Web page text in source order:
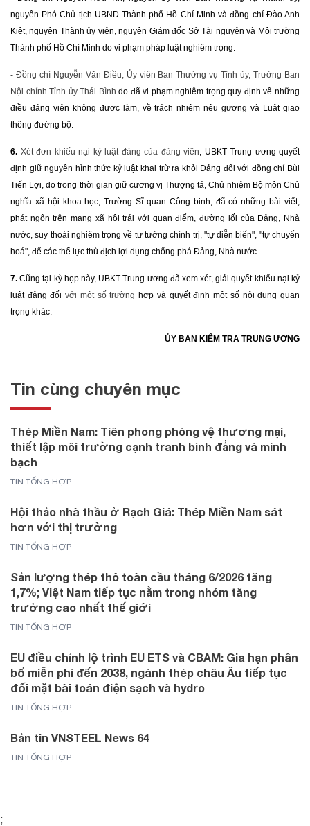
nguyên Phó Chủ tịch UBND Thành phố Hồ Chí Minh và đồng chí Đào Anh
Kiệt, nguyên Thành ủy viên, nguyên Giám đốc Sở Tài nguyên và Môi trường
Thành phố Hồ Chí Minh do vi phạm pháp luật nghiêm trọng.
- Đồng chí Nguyễn Văn Điều, Ủy viên Ban Thường vụ Tỉnh ủy, Trưởng Ban
Nội chính Tỉnh ủy Thái Bìnhdo đã vi phạm nghiêm trọng quy định về những
điều đảng viên không được làm, về trách nhiệm nêu gương và Luật giao
thông đường bộ.
6. Xét đơn khiếu nại kỷ luật đảng của đảng viên, UBKT Trung ương quyết
định giữ nguyên hình thức kỷ luật khai trừ ra khỏi Đảng đối với đồng chí Bùi
Tiến Lợi, do trong thời gian giữ cương vị Thượng tá, Chủ nhiệm Bộ môn Chủ
nghĩa xã hội khoa học, Trường Sĩ quan Công binh, đã có những bài viết,
phát ngôn trên mạng xã hội trái với quan điểm, đường lối của Đảng, Nhà
nước, suy thoái nghiêm trọng về tư tưởng chính trị, "tự diễn biến", "tự chuyển
hoá", để các thế lực thù địch lợi dụng chống phá Đảng, Nhà nước.
7.Cũng tại kỳ họp này, UBKT Trung ương đã xem xét, giải quyết khiếu nại kỷ
luật đảng đốivới một số trường hợp và quyết định một số nội dung quan
trọng khác.
ỦY BAN KIỂM TRA TRUNG ƯƠNG
Tin cùng chuyên mục
Thép Miền Nam: Tiên phong phòng vệ thương mại,
thiết lập môi trường cạnh tranh bình đẳng và minh
bạch
TIN TỔNG HỢP
Hội thảo nhà thầu ở Rạch Giá: Thép Miền Nam sát
hơn với thị trường
TIN TỔNG HỢP
Sản lượng thép thô toàn cầu tháng 6/2026 tăng
1,7%; Việt Nam tiếp tục nằm trong nhóm tăng
trưởng cao nhất thế giới
TIN TỔNG HỢP
EU điều chỉnh lộ trình EU ETS và CBAM: Gia hạn phân
bổ miễn phí đến 2038, ngành thép châu Âu tiếp tục
đối mặt bài toán điện sạch và hydro
TIN TỔNG HỢP
Bản tin VNSTEEL News 64
TIN TỔNG HỢP
;